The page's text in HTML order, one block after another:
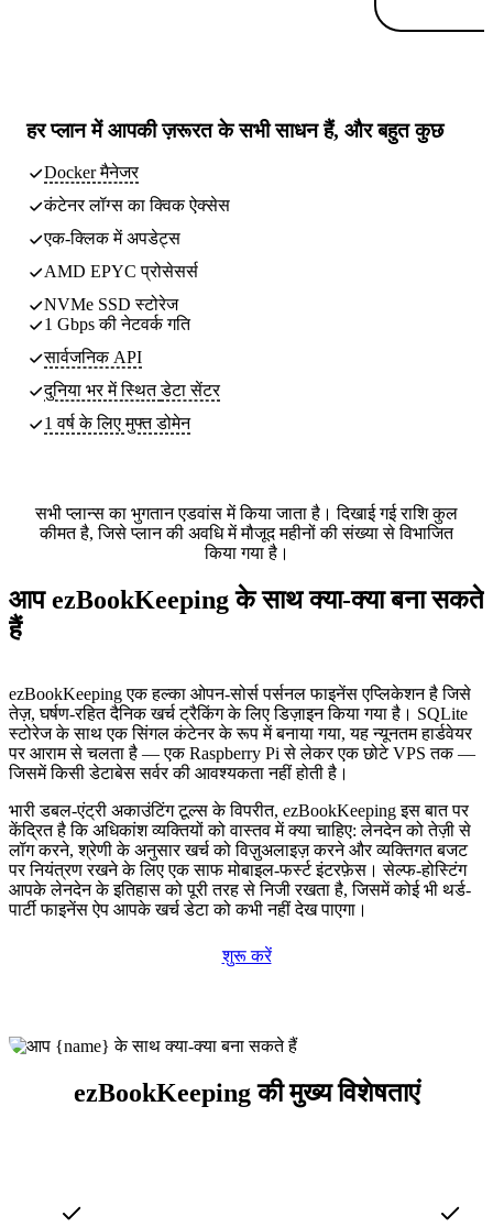
हर प्लान मेंआपकी ज़रूरत के सभी साधनहैं, और बहुत कुछ
Docker मैनेजर
कंटेनर लॉग्स का क्विक ऐक्सेस
एक-क्लिक में अपडेट्स
AMD EPYC प्रोसेसर्स
NVMe SSD स्टोरेज
1 Gbps की नेटवर्क गति
सार्वजनिक API
दुनिया भर में स्थितडेटा सेंटर
1 वर्ष के लिए मुफ्त डोमेन
सभी प्लान्स का भुगतान एडवांस में किया जाता है। दिखाई गई राशि कुल
कीमत है, जिसे प्लान की अवधि में मौजूद महीनों की संख्या से विभाजित
किया गया है।
आप ezBookKeeping के साथ क्या-क्या बना सकते
हैं
ezBookKeeping एक हल्का ओपन-सोर्स पर्सनल फाइनेंस एप्लिकेशन है जिसे
तेज़, घर्षण-रहित दैनिक खर्च ट्रैकिंग के लिए डिज़ाइन किया गया है। SQLite
स्टोरेज के साथ एक सिंगल कंटेनर के रूप में बनाया गया, यह न्यूनतम हार्डवेयर
पर आराम से चलता है — एक Raspberry Pi से लेकर एक छोटे VPS तक —
जिसमें किसी डेटाबेस सर्वर की आवश्यकता नहीं होती है।
भारी डबल-एंट्री अकाउंटिंग टूल्स के विपरीत, ezBookKeeping इस बात पर
केंद्रित है कि अधिकांश व्यक्तियों को वास्तव में क्या चाहिए: लेनदेन को तेज़ी से
लॉग करने, श्रेणी के अनुसार खर्च को विज़ुअलाइज़ करने और व्यक्तिगत बजट
पर नियंत्रण रखने के लिए एक साफ मोबाइल-फर्स्ट इंटरफ़ेस। सेल्फ-होस्टिंग
आपके लेनदेन के इतिहास को पूरी तरह से निजी रखता है, जिसमें कोई भी थर्ड-
पार्टी फाइनेंस ऐप आपके खर्च डेटा को कभी नहीं देख पाएगा।
शुरू करें
ezBookKeeping की मुख्य विशेषताएं